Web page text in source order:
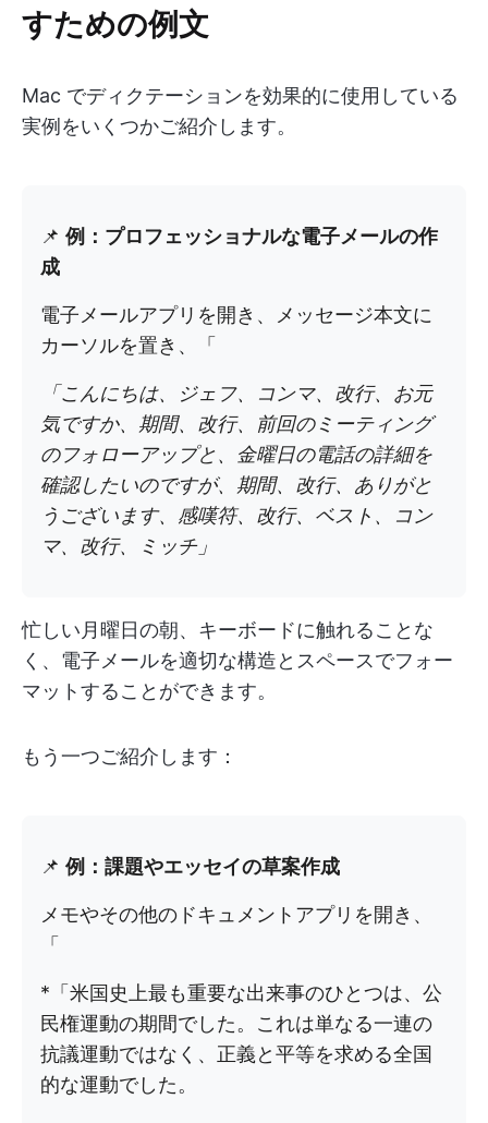
すための例文
Mac でディクテーションを効果的に使用している
実例をいくつかご紹介します。
📌 例：プロフェッショナルな電子メールの作
成
電子メールアプリを開き、メッセージ本文に
カーソルを置き、「
「こんにちは、ジェフ、コンマ、改行、お元
気ですか、期間、改行、前回のミーティング
のフォローアップと、金曜日の電話の詳細を
確認したいのですが、期間、改行、ありがと
うございます、感嘆符、改行、ベスト、コン
マ、改行、ミッチ」
忙しい月曜日の朝、キーボードに触れることな
く、電子メールを適切な構造とスペースでフォー
マットすることができます。
もう一つご紹介します：
📌 例：課題やエッセイの草案作成
メモやその他のドキュメントアプリを開き、
「
*「米国史上最も重要な出来事のひとつは、公
民権運動の期間でした。これは単なる一連の
抗議運動ではなく、正義と平等を求める全国
的な運動でした。